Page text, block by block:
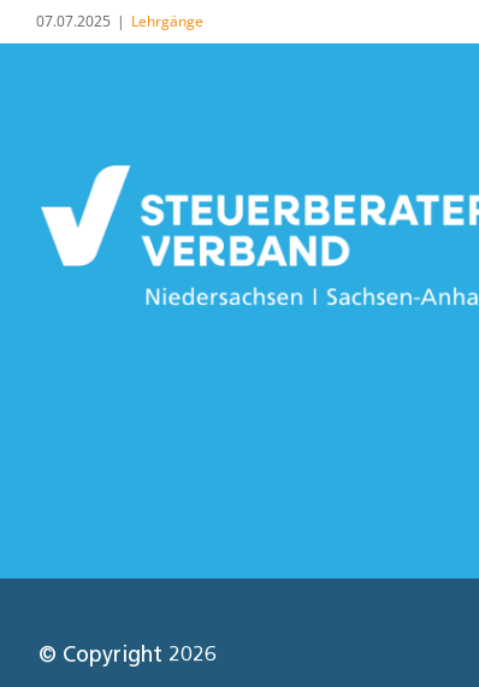
07.07.2025 | Lehrgänge
© Copyright 2026